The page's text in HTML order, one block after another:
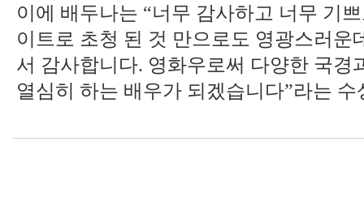
이에 배두나는 “너무 감사하고 너무 기
이트로 초청 된 것 만으로도 영광스러운
서 감사합니다. 영화우로써 다양한 국경
열심히 하는 배우가 되겠습니다”라는